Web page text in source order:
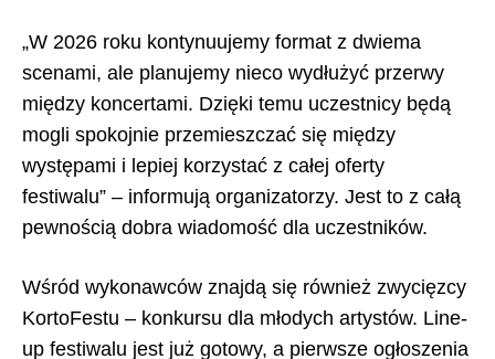
„W 2026 roku kontynuujemy format z dwiema
scenami, ale planujemy nieco wydłużyć przerwy
między koncertami. Dzięki temu uczestnicy będą
mogli spokojnie przemieszczać się między
występami i lepiej korzystać z całej oferty
festiwalu” – informują organizatorzy. Jest to z całą
pewnością dobra wiadomość dla uczestników.
Wśród wykonawców znajdą się również zwycięzcy
KortoFestu – konkursu dla młodych artystów. Line-
up festiwalu jest już gotowy, a pierwsze ogłoszenia